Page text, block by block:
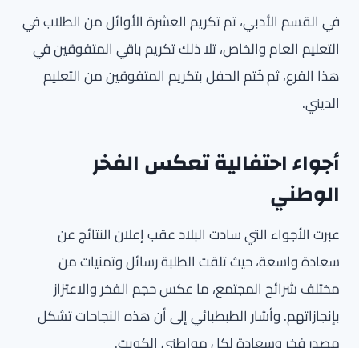
في القسم الأدبي، تم تكريم العشرة الأوائل من الطلاب في
التعليم العام والخاص، تلا ذلك تكريم باقي المتفوقين في
هذا الفرع، ثم خُتم الحفل بتكريم المتفوقين من التعليم
الديني.
أجواء احتفالية تعكس الفخر
الوطني
عبرت الأجواء التي سادت البلاد عقب إعلان النتائج عن
سعادة واسعة، حيث تلقت الطلبة رسائل وتمنيات من
مختلف شرائح المجتمع، ما عكس حجم الفخر والاعتزاز
بإنجازاتهم. وأشار الطبطبائي إلى أن هذه النجاحات تشكل